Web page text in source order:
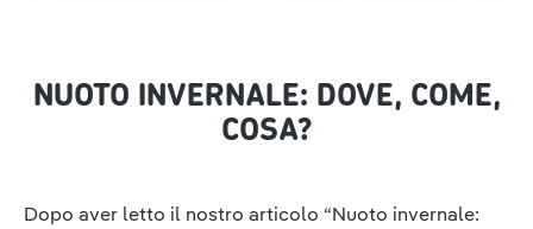
NUOTO INVERNALE: DOVE, COME,
COSA?
Dopo aver letto il nostro articolo “Nuoto invernale: